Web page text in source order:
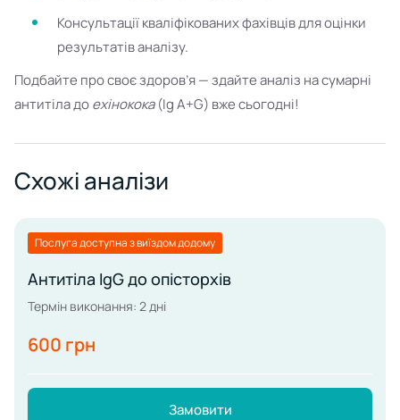
Консультації кваліфікованих фахівців для оцінки
результатів аналізу.
Подбайте про своє здоров’я — здайте аналіз на сумарні
антитіла доехінокока(Ig A+G) вже сьогодні!
Схожі аналізи
Послуга доступна з виїздом додому
Антитіла IgG до опісторхів
Термін виконання: 2 дні
600 грн
Замовити